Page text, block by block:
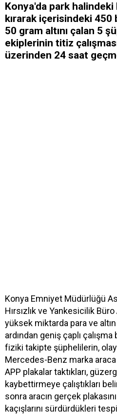
Konya'da park halindeki
kırarak içerisindeki 450
50 gram altını çalan 5
ekiplerinin titiz
üzerinden 24 saat
Konya Emniyet Müdürlüğü
Hırsızlık ve Yankesicilik
yüksek miktarda para ve altın
ardından geniş çaplı çalışma
fiziki takipte şüphelilerin, olay
Mercedes-Benz marka
APP plakalar taktıkları,
kaybettirmeye çalıştıkları
sonra aracın gerçek
kaçışlarını sürdürdükleri